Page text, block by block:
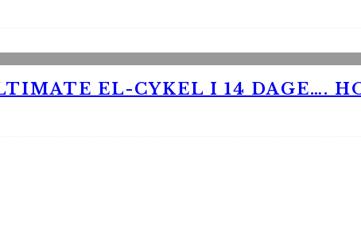
EL-CYKEL I 14 DAGE….